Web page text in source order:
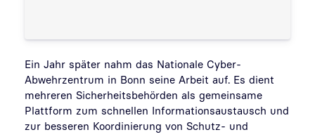
Ein Jahr später nahm das Nationale Cyber-
Abwehrzentrum in Bonn seine Arbeit auf. Es dient
mehreren Sicherheitsbehörden als gemeinsame
Plattform zum schnellen Informationsaustausch und
zur besseren Koordinierung von Schutz- und